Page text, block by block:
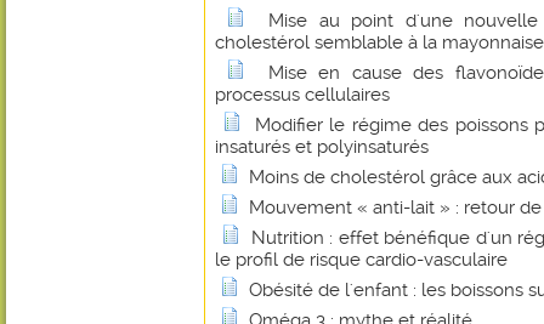
Mise au point d'une
cholestérol semblable à la mayonnaise
Mise en cause des
processus cellulaires
Modifier le régime des poissons
insaturés et polyinsaturés
Moins de cholestérol grâce aux
Mouvement « anti-lait » : retour
Nutrition : effet bénéfique d'un
le profil de risque cardio-vasculaire
Obésité de l'enfant : les boissons